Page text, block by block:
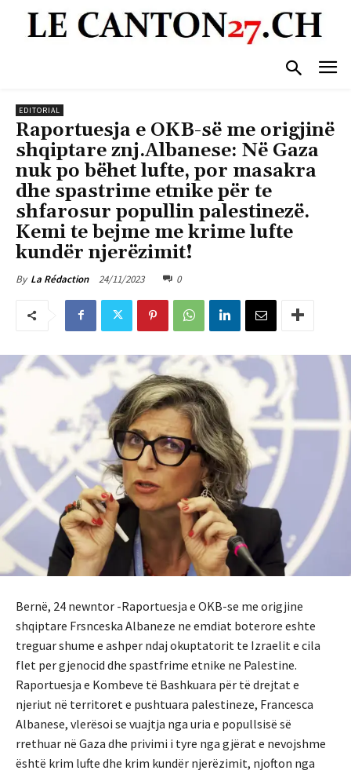
EDITORIAL
Raportuesja e OKB-së me origjinë
shqiptare znj.Albanese: Në Gaza
nuk po bëhet lufte, por masakra
dhe spastrime etnike për te
shfarosur popullin palestinezë.
Kemi te bejme me krime lufte
kundër njerëzimit!
By La Rédaction 24/11/2023 0
Bernë, 24 newntor -Raportuesja e OKB-se me origjine
shqiptare Frsnceska Albaneze ne emdiat boterore eshte
treguar shume e ashper ndaj okuptatorit te Izraelit e cila
flet per gjenocid dhe spastfrime etnike ne Palestine.
Raportuesja e Kombeve të Bashkuara për të drejtat e
njeriut në territoret e pushtuara palestineze, Francesca
Albanese, vlerësoi se vuajtja nga uria e popullsisë së
rrethuar në Gaza dhe privimi i tyre nga gjërat e nevojshme
është krim lufte dhe krim kundër njerëzimit, njofton nga